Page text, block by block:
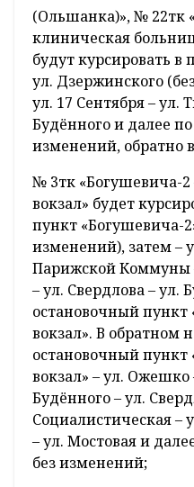
(Ольшанка)», № 22тк
клиническая
будут курсировать
ул. Дзержинского
ул. 17 Сентября – ул.
Будённого и далее
изменений, обратно
№ 3тк «Богушевича-
вокзал» будет
пункт «Богушевича-
изменений), затем –
Парижской Коммуны
– ул. Свердлова – ул.
остановочный
вокзал». В обратном
остановочный
вокзал» – ул. Ожешко
Будённого – ул.
Социалистическая
– ул. Мостовая и
без изменений;